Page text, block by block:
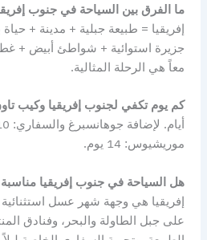
ما الفرق بين السياحة في جنوب
إفريقيا = طبيعة جبلية + مدينة +
جزيرة استوائية + شواطئ أبيض +
معاً هي الرحلة المثالية.
كم يوم تكفي لجنوب إفريقيا وكيب
موريشيوس: 14 يوم.
هل السياحة في جنوب إفريقيا
إفريقيا هي وجهة شهر عسل استثنائية
على جبل الطاولة والبحر، وفنادق